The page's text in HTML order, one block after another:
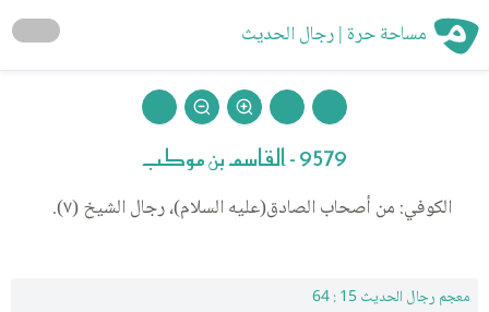
مساحة حرة | رجال الحديث
9579 - القاسم بن موكب
الكوفي: من أصحاب الصادق(عليه السلام)، رجال الشيخ (٧).
معجم رجال الحديث 15 : 64